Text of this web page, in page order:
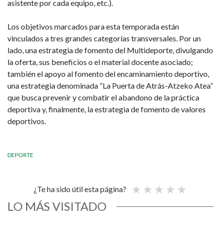
asistente por cada equipo, etc.).
Los objetivos marcados para esta temporada están
vinculados a tres grandes categorías transversales. Por un
lado, una estrategia de fomento del Multideporte, divulgando
la oferta, sus beneficios o el material docente asociado;
también el apoyo alfomento del encaminamiento deportivo,
una estrategia denominada “La Puerta de Atrás-Atzeko Atea”
que busca prevenir y combatir el abandono de la práctica
deportiva y, finalmente, la estrategia de fomento de valores
deportivos.
DEPORTE
¿Te ha sido útil esta página?
LO MÁS VISITADO